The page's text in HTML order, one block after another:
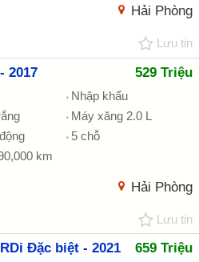
Hải Phòng
Lưu tin
2017 529 Triệu
Nhập khẩu
Máy xăng 2.0 L
5 chỗ
km
Hải Phòng
Lưu tin
Đặc biệt - 2021 659 Triệu